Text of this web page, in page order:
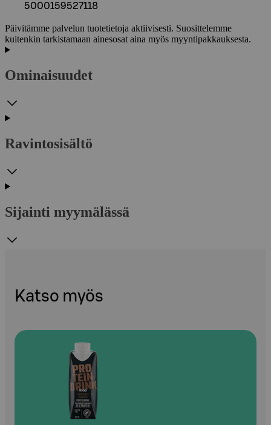
5000159527118
Päivitämme palvelun tuotetietoja aktiivisesti. Suosittelemme
kuitenkin tarkistamaan ainesosat aina myös myyntipakkauksesta.
Ominaisuudet
Ravintosisältö
Sijainti myymälässä
Katso myös